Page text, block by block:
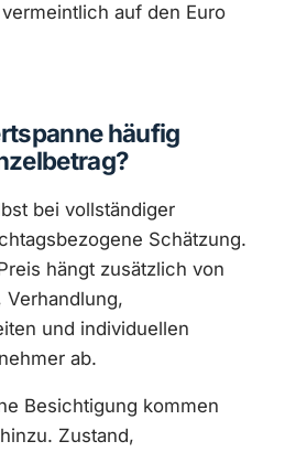
auf den Euro
häufig
bei vollständiger
Schätzung.
hängt zusätzlich von
und individuellen
ab.
Besichtigung kommen
Zustand,